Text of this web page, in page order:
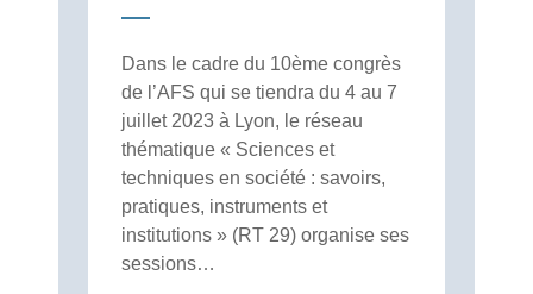
Dans le cadre du 10ème congrès
de l’AFS qui se tiendra du 4 au 7
juillet 2023 à Lyon, le réseau
thématique « Sciences et
techniques en société : savoirs,
pratiques, instruments et
institutions » (RT 29) organise ses
sessions…